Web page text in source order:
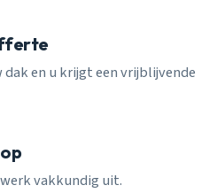
dak en u krijgt een vrijblijvende
vakkundig uit.